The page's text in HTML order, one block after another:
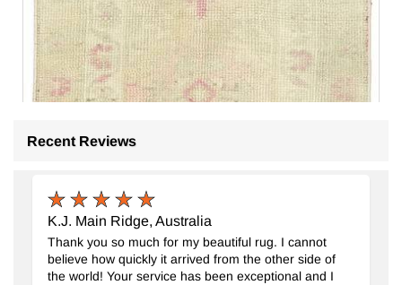
Recent Reviews
K.J. Main Ridge, Australia
Thank you so much for my beautiful rug. I cannot
believe how quickly it arrived from the other side of
the world! Your service has been exceptional and I